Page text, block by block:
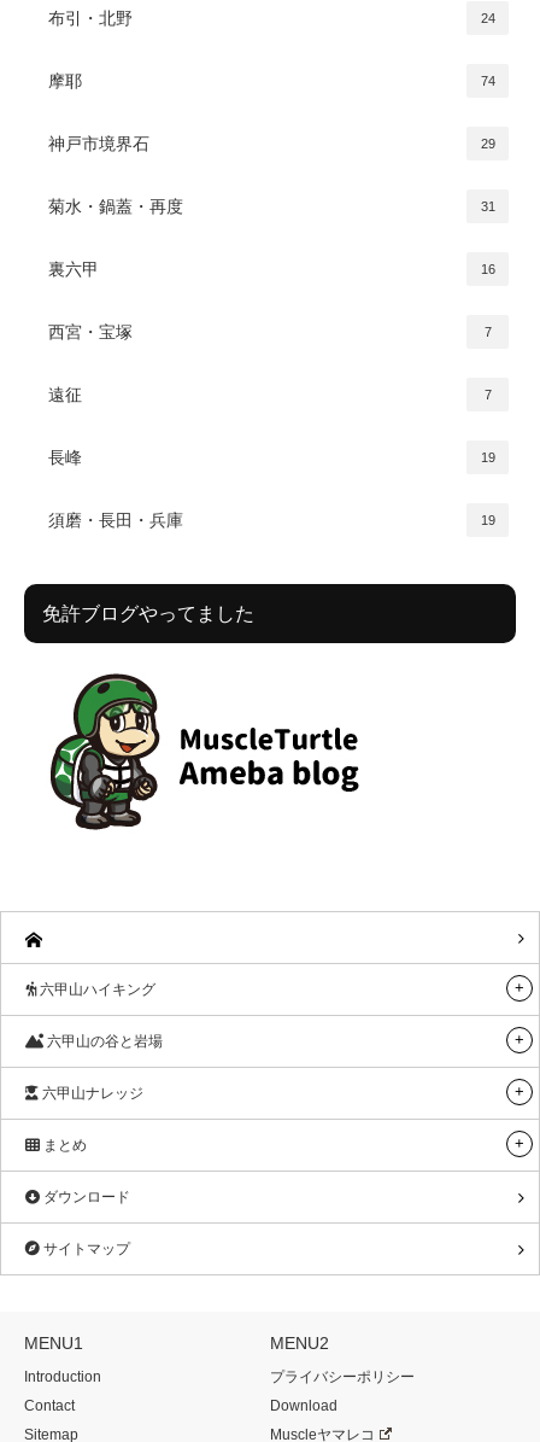
布引・北野 24
摩耶 74
神戸市境界石 29
菊水・鍋蓋・再度 31
裏六甲 16
西宮・宝塚 7
遠征 7
長峰 19
須磨・長田・兵庫 19
免許ブログやってました
六甲山ハイキング
六甲山の谷と岩場
六甲山ナレッジ
まとめ
ダウンロード
サイトマップ
MENU1
Introduction
Contact
Sitemap
MENU2
プライバシーポリシー
Download
Muscleヤマレコ